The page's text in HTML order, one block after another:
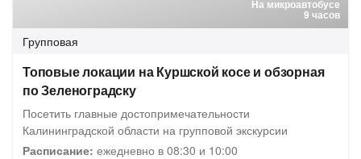
На микроавтобусе
9 часов
Групповая
Топовые локации на Куршской косе и обзорная
по Зеленоградску
Посетить главные достопримечательности
Калининградской области на групповой экскурсии
Расписание: ежедневно в 08:30 и 10:00